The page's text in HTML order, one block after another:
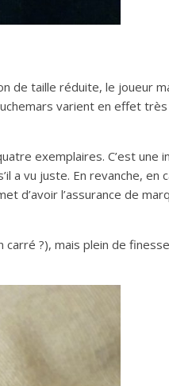
de taille réduite, le joueur
varient en effet
exemplaires. C’est une
a vu juste. En revanche, en
d’avoir l’assurance de
?), mais plein de